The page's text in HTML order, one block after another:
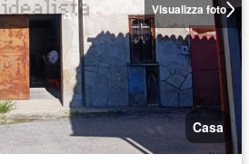
Visualizza foto
Casa